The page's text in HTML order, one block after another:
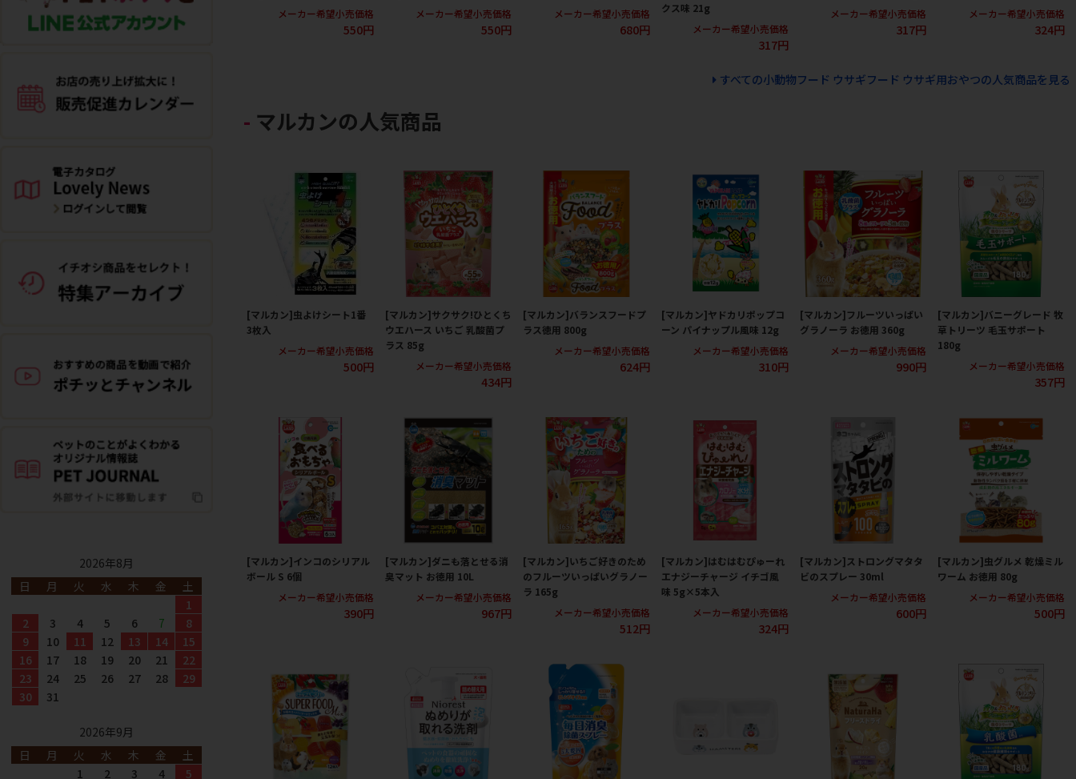
メーカー希望小売価格
550円
メーカー希望小売価格
550円
メーカー希望小売価格
680円
クス味 21g
メーカー希望小売価格
317円
メーカー希望小売価格
317円
メーカー希望小売価格
324円
すべての小動物フード ウサギフード ウサギ用おやつの人気商品を見る
マルカンの人気商品
[マルカン]虫よけシート1番
3枚入
メーカー希望小売価格
500円
[マルカン]サクサク!ひとくち
ウエハース いちご 乳酸菌プ
ラス 85g
メーカー希望小売価格
434円
[マルカン]バランスフードプ
ラス徳用 800g
メーカー希望小売価格
624円
[マルカン]ヤドカリポップコ
ーン パイナップル風味 12g
メーカー希望小売価格
310円
[マルカン]フルーツいっぱい
グラノーラ お徳用 360g
メーカー希望小売価格
990円
[マルカン]バニーグレード 牧
草トリーツ 毛玉サポート
180g
メーカー希望小売価格
357円
[マルカン]インコのシリアル
ボール S 6個
メーカー希望小売価格
390円
[マルカン]ダニも落とせる消
臭マット お徳用 10L
メーカー希望小売価格
967円
[マルカン]いちご好きのため
のフルーツいっぱいグラノー
ラ 165g
メーカー希望小売価格
512円
[マルカン]はむはむぴゅーれ
エナジーチャージ イチゴ風
味 5g×5本入
メーカー希望小売価格
324円
[マルカン]ストロングマタタ
ビのスプレー 30ml
メーカー希望小売価格
600円
[マルカン]虫グルメ 乾燥ミル
ワーム お徳用 80g
メーカー希望小売価格
500円
2026年8月
日
月 火 水 木 金
土
1
2
3 4 5 6 7
8
9
10 11 12 13 14
15
16
17 18 19 20 21
22
23
24 25 26 27 28
29
30
31
2026年9月
日
月 火 水 木 金
土
1
2 3 4 5